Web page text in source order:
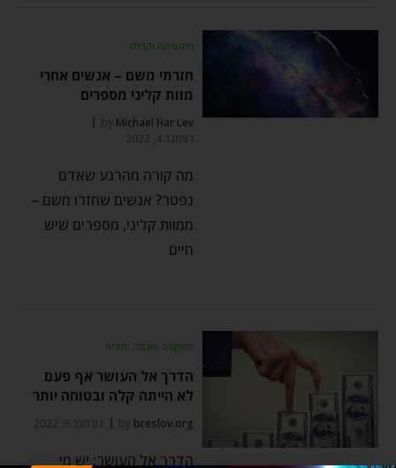
מיסטיקה וקבלה
חזרתי משם – אנשים אחרי
מוות קליני מספרים
by Michael Har Lev
דצמבר 4, 2022
מה קורה מהרגע שאדם
נפטר? אנשים שחזרו משם –
ממוות קליני, מספרים שיש
חיים
השקפה וחכמה יהודית
הדרך אל העושר אף פעם
לא הייתה קלה ובטוחה יותר
by breslov.org נובמבר 6, 2022
הדרך אל העושר: יש מי